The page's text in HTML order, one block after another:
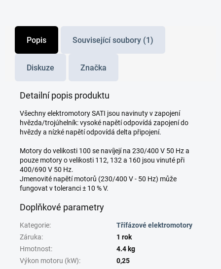
Popis Související soubory (1)
Diskuze Značka
Detailní popis produktu
Všechny elektromotory SATI jsou navinuty v zapojení
hvězda/trojúhelník: vysoké napětí odpovídá zapojení do
hvězdy a nízké napětí odpovídá delta připojení.
Motory do velikosti 100 se navíjejí na 230/400 V 50 Hz a
pouze motory o velikosti 112, 132 a 160 jsou vinuté při
400/690 V 50 Hz.
Jmenovité napětí motorů (230/400 V - 50 Hz) může
fungovat v toleranci ± 10 % V.
Doplňkové parametry
Kategorie:
Třífázové elektromotory
Záruka:
1 rok
Hmotnost:
4.4 kg
Výkon motoru (kW):
0,25